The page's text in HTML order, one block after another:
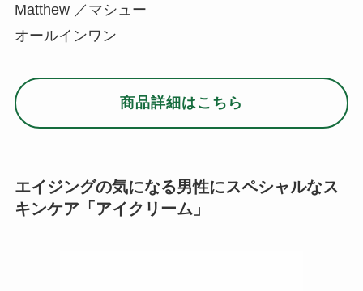
Matthew ／マシュー
オールインワン
商品詳細はこちら
エイジングの気になる男性にスペシャルなス
キンケア「アイクリーム」